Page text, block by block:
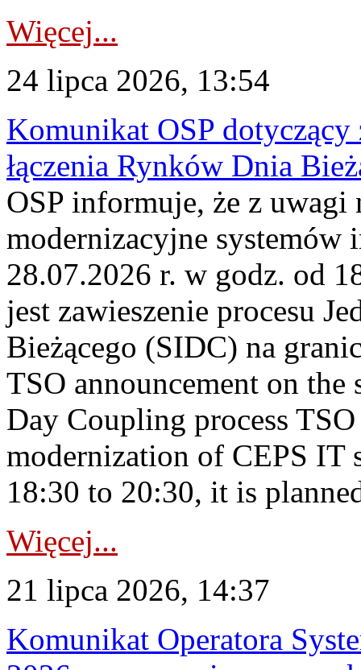
Więcej...
24 lipca 2026, 13:54
Komunikat OSP dotyczący
łączenia Rynków Dnia
OSP informuje, że z uwagi
modernizacyjne
28.07.2026 r. w godz. od
jest zawieszenie procesu
Bieżącego (SIDC) na
TSO announcement on
Day Coupling process
modernization of CEPS IT
18:30 to 20:30, it is
Więcej...
21 lipca 2026, 14:37
Komunikat Operatora